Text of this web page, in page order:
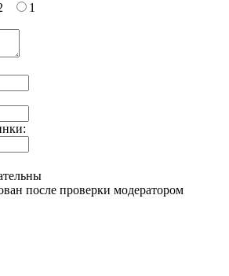
1
после проверки модератором